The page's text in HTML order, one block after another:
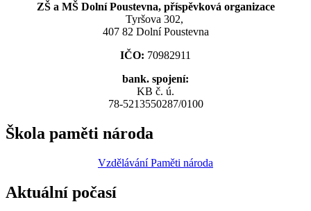
ZŠ a MŠ Dolní Poustevna, příspěvková organizace
Tyršova 302,
407 82 Dolní Poustevna
IČO: 70982911
bank. spojení:
KB č. ú.
78-5213550287/0100
Škola paměti národa
Vzdělávání Paměti národa
Aktuální počasí